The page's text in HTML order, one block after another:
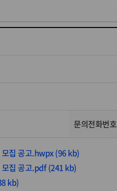
문의전화번호
모집 공고.hwpx (96 kb)
모집 공고.pdf (241 kb)
kb)